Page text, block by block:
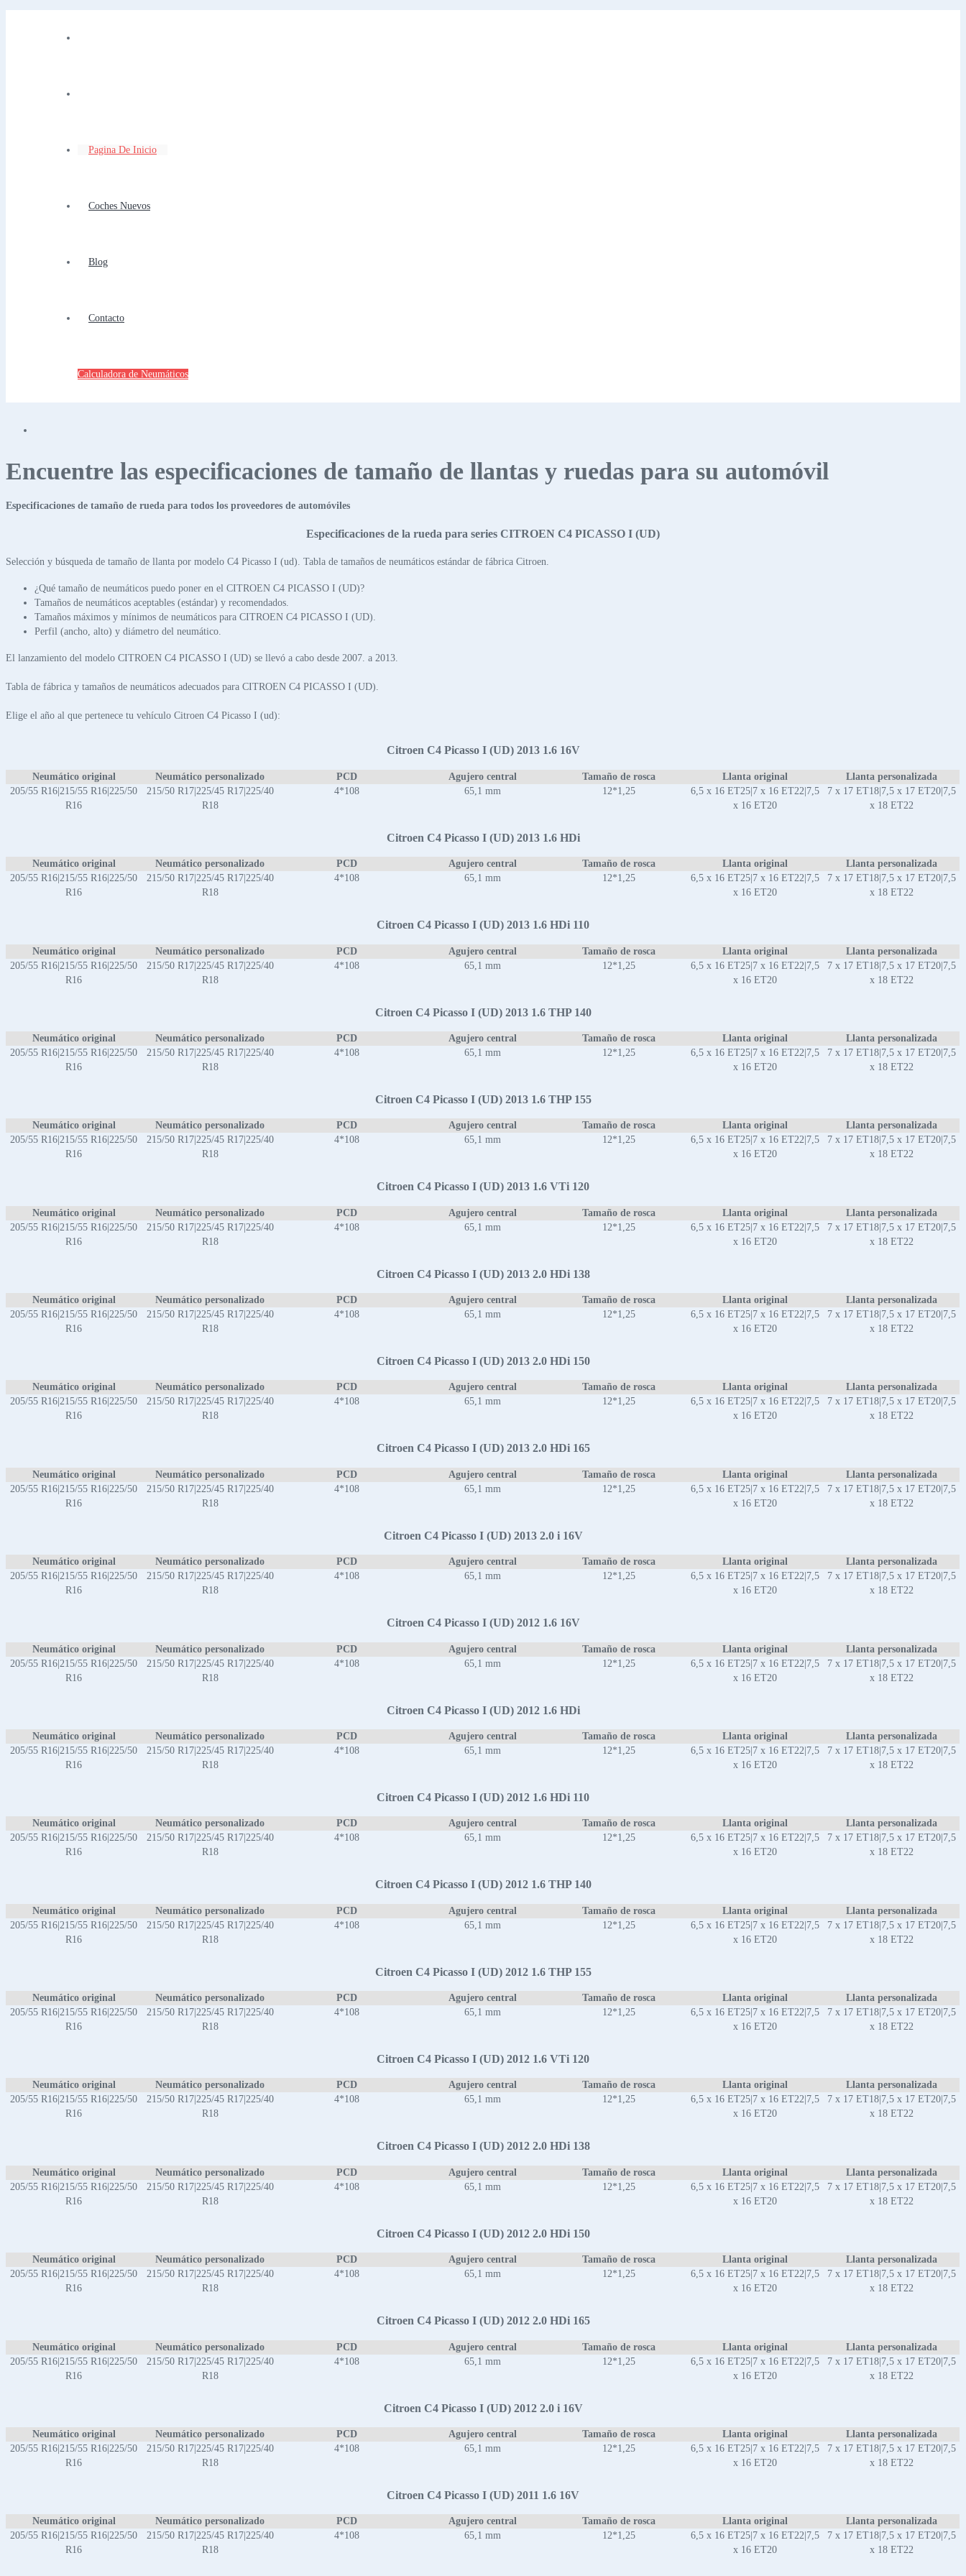
Pagina De Inicio
Coches Nuevos
Blog
Contacto
Calculadora de Neumáticos
Encuentre las especificaciones de tamaño de llantas y ruedas para su automóvil
Especificaciones de tamaño de rueda para todos los proveedores de automóviles
Especificaciones de la rueda para series CITROEN C4 PICASSO I (UD)
Selección y búsqueda de tamaño de llanta por modelo C4 Picasso I (ud). Tabla de tamaños de neumáticos estándar de fábrica Citroen.
¿Qué tamaño de neumáticos puedo poner en el CITROEN C4 PICASSO I (UD)?
Tamaños de neumáticos aceptables (estándar) y recomendados.
Tamaños máximos y mínimos de neumáticos para CITROEN C4 PICASSO I (UD).
Perfil (ancho, alto) y diámetro del neumático.
El lanzamiento del modelo CITROEN C4 PICASSO I (UD) se llevó a cabo desde 2007. a 2013.
Tabla de fábrica y tamaños de neumáticos adecuados para CITROEN C4 PICASSO I (UD).
Elige el año al que pertenece tu vehículo Citroen C4 Picasso I (ud):
Citroen C4 Picasso I (UD) 2013 1.6 16V
Neumático original Neumático personalizado PCD Agujero central Tamaño de rosca Llanta original
Llanta personalizada
205/55 R16|215/55 R16|225/50
R16
215/50 R17|225/45 R17|225/40
R18
4*108 65,1 mm 12*1,25
6,5 x 16 ET25|7 x 16 ET22|7,5
x 16 ET20
7 x 17 ET18|7,5 x 17 ET20|7,5
x 18 ET22
Citroen C4 Picasso I (UD) 2013 1.6 HDi
Neumático original Neumático personalizado PCD Agujero central Tamaño de rosca Llanta original
Llanta personalizada
205/55 R16|215/55 R16|225/50
R16
215/50 R17|225/45 R17|225/40
R18
4*108 65,1 mm 12*1,25
6,5 x 16 ET25|7 x 16 ET22|7,5
x 16 ET20
7 x 17 ET18|7,5 x 17 ET20|7,5
x 18 ET22
Citroen C4 Picasso I (UD) 2013 1.6 HDi 110
Neumático original Neumático personalizado PCD Agujero central Tamaño de rosca Llanta original
Llanta personalizada
205/55 R16|215/55 R16|225/50
R16
215/50 R17|225/45 R17|225/40
R18
4*108 65,1 mm 12*1,25
6,5 x 16 ET25|7 x 16 ET22|7,5
x 16 ET20
7 x 17 ET18|7,5 x 17 ET20|7,5
x 18 ET22
Citroen C4 Picasso I (UD) 2013 1.6 THP 140
Neumático original Neumático personalizado PCD Agujero central Tamaño de rosca Llanta original
Llanta personalizada
205/55 R16|215/55 R16|225/50
R16
215/50 R17|225/45 R17|225/40
R18
4*108 65,1 mm 12*1,25
6,5 x 16 ET25|7 x 16 ET22|7,5
x 16 ET20
7 x 17 ET18|7,5 x 17 ET20|7,5
x 18 ET22
Citroen C4 Picasso I (UD) 2013 1.6 THP 155
Neumático original Neumático personalizado PCD Agujero central Tamaño de rosca Llanta original
Llanta personalizada
205/55 R16|215/55 R16|225/50
R16
215/50 R17|225/45 R17|225/40
R18
4*108 65,1 mm 12*1,25
6,5 x 16 ET25|7 x 16 ET22|7,5
x 16 ET20
7 x 17 ET18|7,5 x 17 ET20|7,5
x 18 ET22
Citroen C4 Picasso I (UD) 2013 1.6 VTi 120
Neumático original Neumático personalizado PCD Agujero central Tamaño de rosca Llanta original
Llanta personalizada
205/55 R16|215/55 R16|225/50
R16
215/50 R17|225/45 R17|225/40
R18
4*108 65,1 mm 12*1,25
6,5 x 16 ET25|7 x 16 ET22|7,5
x 16 ET20
7 x 17 ET18|7,5 x 17 ET20|7,5
x 18 ET22
Citroen C4 Picasso I (UD) 2013 2.0 HDi 138
Neumático original Neumático personalizado PCD Agujero central Tamaño de rosca Llanta original
Llanta personalizada
205/55 R16|215/55 R16|225/50
R16
215/50 R17|225/45 R17|225/40
R18
4*108 65,1 mm 12*1,25
6,5 x 16 ET25|7 x 16 ET22|7,5
x 16 ET20
7 x 17 ET18|7,5 x 17 ET20|7,5
x 18 ET22
Citroen C4 Picasso I (UD) 2013 2.0 HDi 150
Neumático original Neumático personalizado PCD Agujero central Tamaño de rosca Llanta original
Llanta personalizada
205/55 R16|215/55 R16|225/50
R16
215/50 R17|225/45 R17|225/40
R18
4*108 65,1 mm 12*1,25
6,5 x 16 ET25|7 x 16 ET22|7,5
x 16 ET20
7 x 17 ET18|7,5 x 17 ET20|7,5
x 18 ET22
Citroen C4 Picasso I (UD) 2013 2.0 HDi 165
Neumático original Neumático personalizado PCD Agujero central Tamaño de rosca Llanta original
Llanta personalizada
205/55 R16|215/55 R16|225/50
R16
215/50 R17|225/45 R17|225/40
R18
4*108 65,1 mm 12*1,25
6,5 x 16 ET25|7 x 16 ET22|7,5
x 16 ET20
7 x 17 ET18|7,5 x 17 ET20|7,5
x 18 ET22
Citroen C4 Picasso I (UD) 2013 2.0 i 16V
Neumático original Neumático personalizado PCD Agujero central Tamaño de rosca Llanta original
Llanta personalizada
205/55 R16|215/55 R16|225/50
R16
215/50 R17|225/45 R17|225/40
R18
4*108 65,1 mm 12*1,25
6,5 x 16 ET25|7 x 16 ET22|7,5
x 16 ET20
7 x 17 ET18|7,5 x 17 ET20|7,5
x 18 ET22
Citroen C4 Picasso I (UD) 2012 1.6 16V
Neumático original Neumático personalizado PCD Agujero central Tamaño de rosca Llanta original
Llanta personalizada
205/55 R16|215/55 R16|225/50
R16
215/50 R17|225/45 R17|225/40
R18
4*108 65,1 mm 12*1,25
6,5 x 16 ET25|7 x 16 ET22|7,5
x 16 ET20
7 x 17 ET18|7,5 x 17 ET20|7,5
x 18 ET22
Citroen C4 Picasso I (UD) 2012 1.6 HDi
Neumático original Neumático personalizado PCD Agujero central Tamaño de rosca Llanta original
Llanta personalizada
205/55 R16|215/55 R16|225/50
R16
215/50 R17|225/45 R17|225/40
R18
4*108 65,1 mm 12*1,25
6,5 x 16 ET25|7 x 16 ET22|7,5
x 16 ET20
7 x 17 ET18|7,5 x 17 ET20|7,5
x 18 ET22
Citroen C4 Picasso I (UD) 2012 1.6 HDi 110
Neumático original Neumático personalizado PCD Agujero central Tamaño de rosca Llanta original
Llanta personalizada
205/55 R16|215/55 R16|225/50
R16
215/50 R17|225/45 R17|225/40
R18
4*108 65,1 mm 12*1,25
6,5 x 16 ET25|7 x 16 ET22|7,5
x 16 ET20
7 x 17 ET18|7,5 x 17 ET20|7,5
x 18 ET22
Citroen C4 Picasso I (UD) 2012 1.6 THP 140
Neumático original Neumático personalizado PCD Agujero central Tamaño de rosca Llanta original
Llanta personalizada
205/55 R16|215/55 R16|225/50
R16
215/50 R17|225/45 R17|225/40
R18
4*108 65,1 mm 12*1,25
6,5 x 16 ET25|7 x 16 ET22|7,5
x 16 ET20
7 x 17 ET18|7,5 x 17 ET20|7,5
x 18 ET22
Citroen C4 Picasso I (UD) 2012 1.6 THP 155
Neumático original Neumático personalizado PCD Agujero central Tamaño de rosca Llanta original
Llanta personalizada
205/55 R16|215/55 R16|225/50
R16
215/50 R17|225/45 R17|225/40
R18
4*108 65,1 mm 12*1,25
6,5 x 16 ET25|7 x 16 ET22|7,5
x 16 ET20
7 x 17 ET18|7,5 x 17 ET20|7,5
x 18 ET22
Citroen C4 Picasso I (UD) 2012 1.6 VTi 120
Neumático original Neumático personalizado PCD Agujero central Tamaño de rosca Llanta original
Llanta personalizada
205/55 R16|215/55 R16|225/50
R16
215/50 R17|225/45 R17|225/40
R18
4*108 65,1 mm 12*1,25
6,5 x 16 ET25|7 x 16 ET22|7,5
x 16 ET20
7 x 17 ET18|7,5 x 17 ET20|7,5
x 18 ET22
Citroen C4 Picasso I (UD) 2012 2.0 HDi 138
Neumático original Neumático personalizado PCD Agujero central Tamaño de rosca Llanta original
Llanta personalizada
205/55 R16|215/55 R16|225/50
R16
215/50 R17|225/45 R17|225/40
R18
4*108 65,1 mm 12*1,25
6,5 x 16 ET25|7 x 16 ET22|7,5
x 16 ET20
7 x 17 ET18|7,5 x 17 ET20|7,5
x 18 ET22
Citroen C4 Picasso I (UD) 2012 2.0 HDi 150
Neumático original Neumático personalizado PCD Agujero central Tamaño de rosca Llanta original
Llanta personalizada
205/55 R16|215/55 R16|225/50
R16
215/50 R17|225/45 R17|225/40
R18
4*108 65,1 mm 12*1,25
6,5 x 16 ET25|7 x 16 ET22|7,5
x 16 ET20
7 x 17 ET18|7,5 x 17 ET20|7,5
x 18 ET22
Citroen C4 Picasso I (UD) 2012 2.0 HDi 165
Neumático original Neumático personalizado PCD Agujero central Tamaño de rosca Llanta original
Llanta personalizada
205/55 R16|215/55 R16|225/50
R16
215/50 R17|225/45 R17|225/40
R18
4*108 65,1 mm 12*1,25
6,5 x 16 ET25|7 x 16 ET22|7,5
x 16 ET20
7 x 17 ET18|7,5 x 17 ET20|7,5
x 18 ET22
Citroen C4 Picasso I (UD) 2012 2.0 i 16V
Neumático original Neumático personalizado PCD Agujero central Tamaño de rosca Llanta original
Llanta personalizada
205/55 R16|215/55 R16|225/50
R16
215/50 R17|225/45 R17|225/40
R18
4*108 65,1 mm 12*1,25
6,5 x 16 ET25|7 x 16 ET22|7,5
x 16 ET20
7 x 17 ET18|7,5 x 17 ET20|7,5
x 18 ET22
Citroen C4 Picasso I (UD) 2011 1.6 16V
Neumático original Neumático personalizado PCD Agujero central Tamaño de rosca Llanta original
Llanta personalizada
205/55 R16|215/55 R16|225/50
R16
215/50 R17|225/45 R17|225/40
R18
4*108 65,1 mm 12*1,25
6,5 x 16 ET25|7 x 16 ET22|7,5
x 16 ET20
7 x 17 ET18|7,5 x 17 ET20|7,5
x 18 ET22